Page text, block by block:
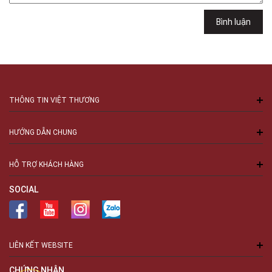
Bình luận
THÔNG TIN VIỆT THƯƠNG
HƯỚNG DẪN CHUNG
HỖ TRỢ KHÁCH HÀNG
SOCIAL
LIÊN KẾT WEBSITE